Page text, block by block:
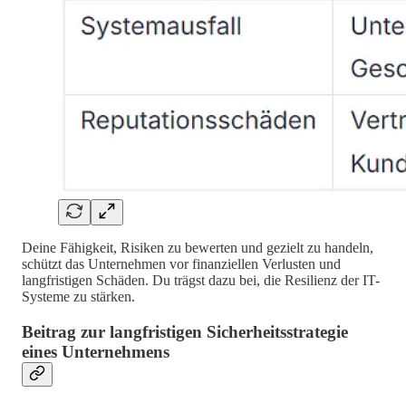
Deine Fähigkeit, Risiken zu bewerten und gezielt zu handeln,
schützt das Unternehmen vor finanziellen Verlusten und
langfristigen Schäden. Du trägst dazu bei, die Resilienz der IT-
Systeme zu stärken.
Beitrag zur langfristigen Sicherheitsstrategie
eines Unternehmens